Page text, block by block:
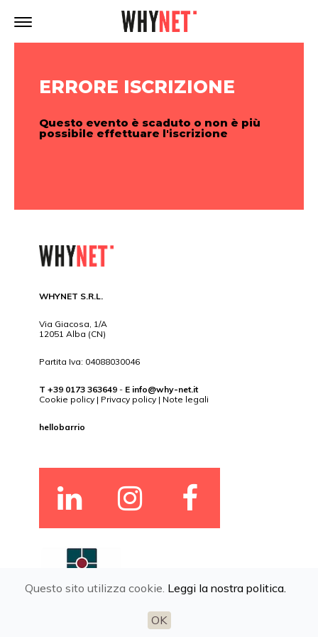
ERRORE ISCRIZIONE
Questo evento è scaduto o non è più
possibile effettuare l'iscrizione
WHYNET S.R.L.
Via Giacosa, 1/A
12051 Alba (CN)
Partita Iva: 04088030046
T +39 0173 363649 - E info@why-net.it
Cookie policy | Privacy policy | Note legali
hellobarrio
Questo sito utilizza cookie. Leggi la nostra politica.
OK